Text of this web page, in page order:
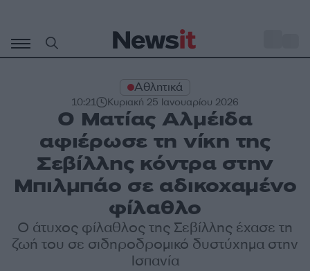
περιεχόμενο
Αθλητικά
10:21 Κυριακή 25 Ιανουαρίου 2026
Ο Ματίας Αλμέιδα
αφιέρωσε τη νίκη της
Σεβίλλης κόντρα στην
Μπιλμπάο σε αδικοχαμένο
φίλαθλο
Ο άτυχος φίλαθλος της Σεβίλλης έχασε τη
ζωή του σε σιδηροδρομικό δυστύχημα στην
Ισπανία